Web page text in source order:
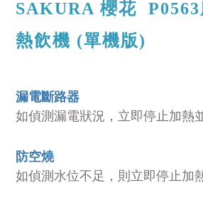
SAKURA 櫻花 P0563
熱飲機 (單機版)
漏電斷路器
如偵測漏電狀況，立即停止加熱
防空燒
如偵測水位不足，則立即停止加